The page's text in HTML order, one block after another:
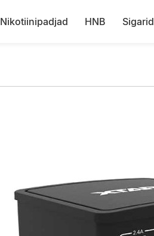
Nikotiinipadjad HNB Sigarid